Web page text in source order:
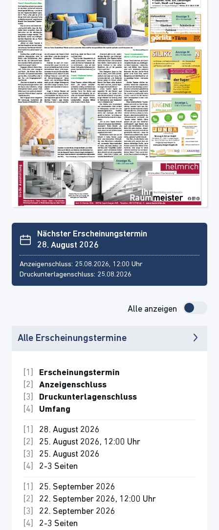
Nächster Erscheinungstermin
28. August 2026
Anzeigenschluss: 25.08.2026, 12:00 Uhr
Druckunterlagenschluss: 25.08.2026
Alle anzeigen
Alle Erscheinungstermine
Erscheinungstermin
Anzeigenschluss
Druckunterlagenschluss
Umfang
28. August 2026
25. August 2026, 12:00 Uhr
25. August 2026
2-3 Seiten
25. September 2026
22. September 2026, 12:00 Uhr
22. September 2026
2-3 Seiten